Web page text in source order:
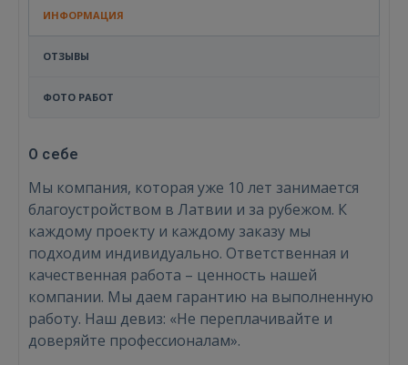
ИНФОРМАЦИЯ
ОТЗЫВЫ
ФОТО РАБОТ
О себе
Мы компания, которая уже 10 лет занимается
благоустройством в Латвии и за рубежом. К
каждому проекту и каждому заказу мы
подходим индивидуально. Ответственная и
качественная работа – ценность нашей
компании. Мы даем гарантию на выполненную
работу. Наш девиз: «Не переплачивайте и
доверяйте профессионалам».